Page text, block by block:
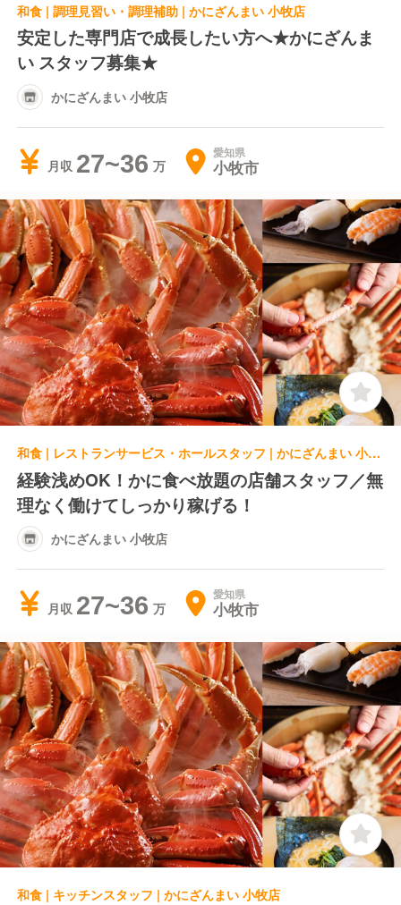
和食 | 調理見習い・調理補助 | かにざんまい 小牧店
安定した専門店で成長したい方へ★かにざんま
い スタッフ募集★
かにざんまい 小牧店
月収 27~36 愛知県
小牧市
和食 | レストランサービス・ホールスタッフ | かにざんまい 小牧店
経験浅めOK！かに食べ放題の店舗スタッフ／無
理なく働けてしっかり稼げる！
かにざんまい 小牧店
月収 27~36 愛知県
小牧市
和食 | キッチンスタッフ | かにざんまい 小牧店